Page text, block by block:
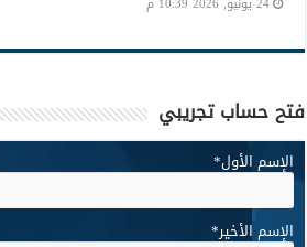
فتح حساب تجريبي
الإسم الأول*
الإسم الأخير*